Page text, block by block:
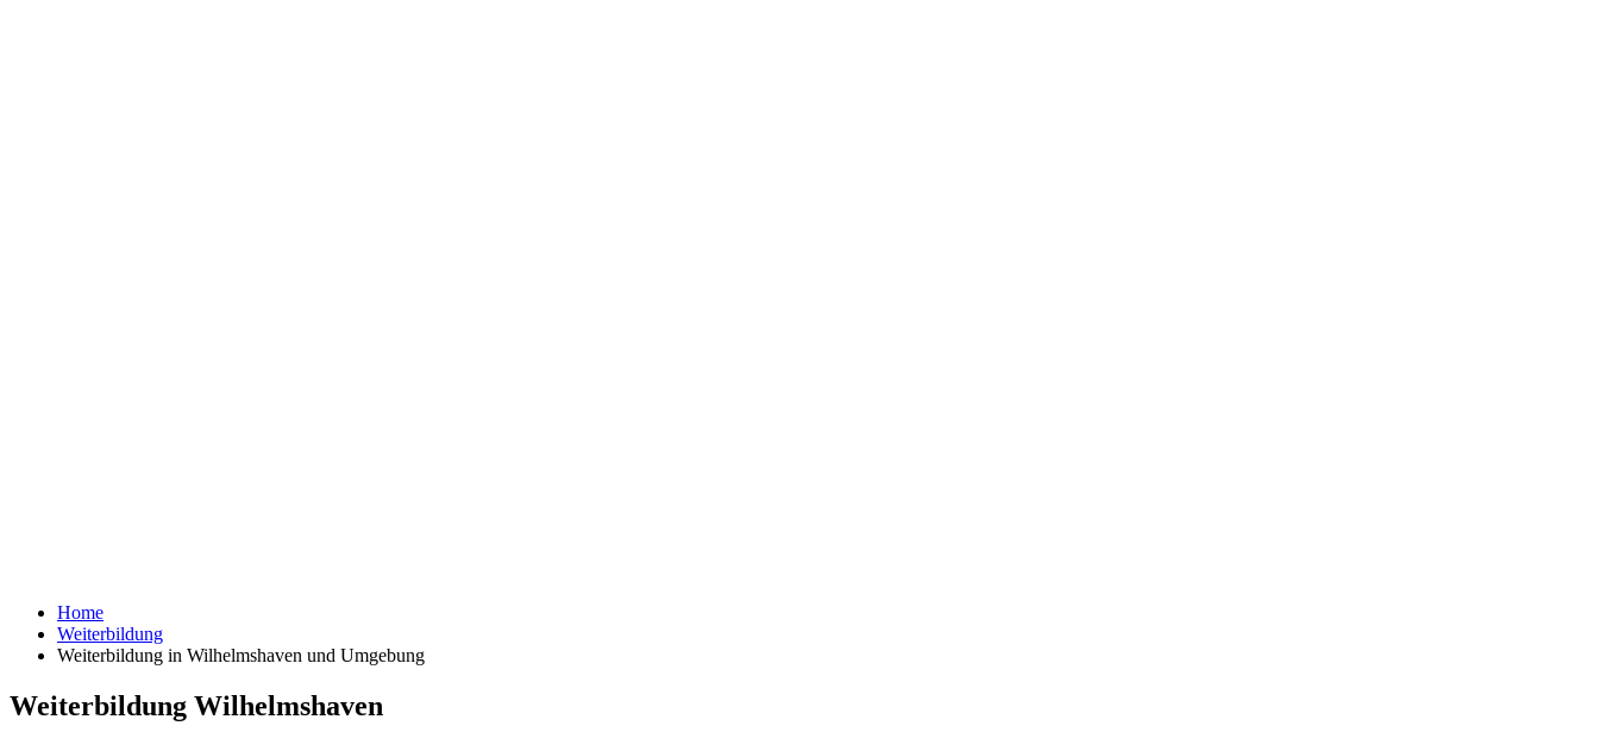
Home
Weiterbildung
Weiterbildung in Wilhelmshaven und Umgebung
Weiterbildung Wilhelmshaven